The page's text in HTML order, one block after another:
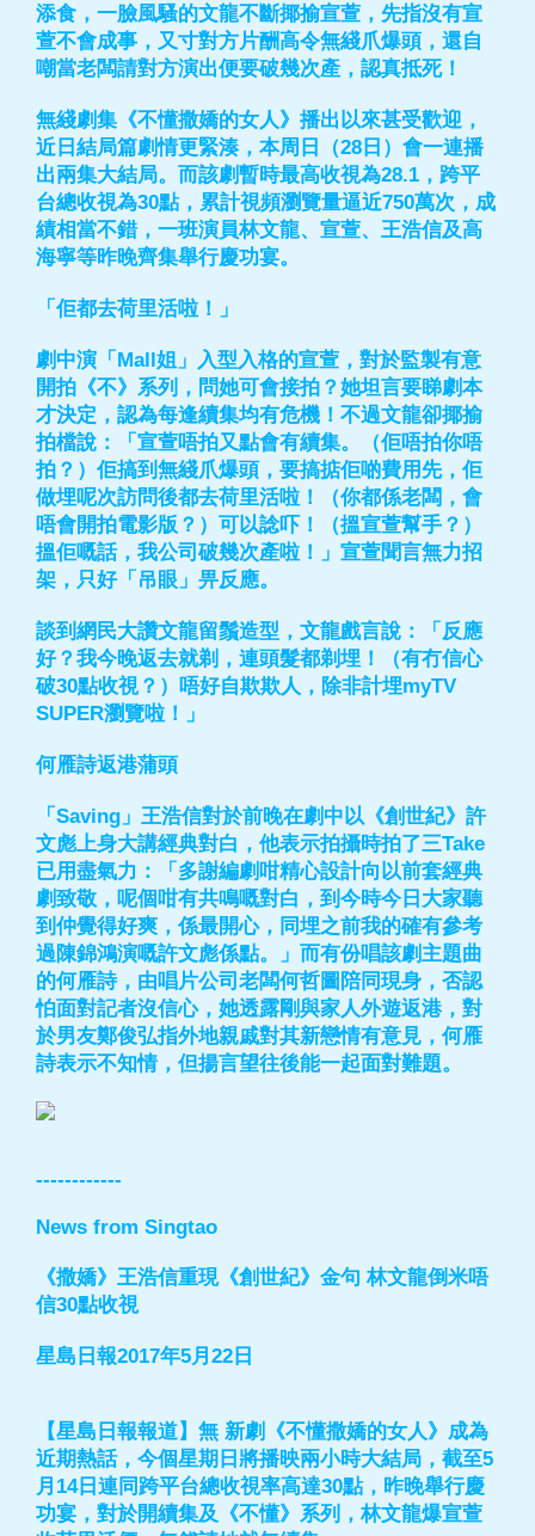
添食，一臉風騷的文龍不斷揶揄宣萱，先指沒有宣
萱不會成事，又寸對方片酬高令無綫爪爆頭，還自
嘲當老闆請對方演出便要破幾次產，認真抵死！
無綫劇集《不懂撒嬌的女人》播出以來甚受歡迎，
近日結局篇劇情更緊湊，本周日（28日）會一連播
出兩集大結局。而該劇暫時最高收視為28.1，跨平
台總收視為30點，累計視頻瀏覽量逼近750萬次，成
績相當不錯，一班演員林文龍、宣萱、王浩信及高
海寧等昨晚齊集舉行慶功宴。
「佢都去荷里活啦！」
劇中演「Mall姐」入型入格的宣萱，對於監製有意
開拍《不》系列，問她可會接拍？她坦言要睇劇本
才決定，認為每逢續集均有危機！不過文龍卻揶揄
拍檔說：「宣萱唔拍又點會有續集。（佢唔拍你唔
拍？）佢搞到無綫爪爆頭，要搞掂佢啲費用先，佢
做埋呢次訪問後都去荷里活啦！（你都係老闆，會
唔會開拍電影版？）可以諗吓！（搵宣萱幫手？）
搵佢嘅話，我公司破幾次產啦！」宣萱聞言無力招
架，只好「吊眼」畀反應。
談到網民大讚文龍留鬚造型，文龍戲言說：「反應
好？我今晚返去就剃，連頭髮都剃埋！（有冇信心
破30點收視？）唔好自欺欺人，除非計埋myTV
SUPER瀏覽啦！」
何雁詩返港蒲頭
「Saving」王浩信對於前晚在劇中以《創世紀》許
文彪上身大講經典對白，他表示拍攝時拍了三Take
已用盡氣力：「多謝編劇咁精心設計向以前套經典
劇致敬，呢個咁有共鳴嘅對白，到今時今日大家聽
到仲覺得好爽，係最開心，同埋之前我的確有參考
過陳錦鴻演嘅許文彪係點。」而有份唱該劇主題曲
的何雁詩，由唱片公司老闆何哲圖陪同現身，否認
怕面對記者沒信心，她透露剛與家人外遊返港，對
於男友鄭俊弘指外地親戚對其新戀情有意見，何雁
詩表示不知情，但揚言望往後能一起面對難題。
------------
News from Singtao
《撒嬌》王浩信重現《創世紀》金句 林文龍倒米唔
信30點收視
星島日報2017年5月22日
【星島日報報道】無 新劇《不懂撒嬌的女人》成為
近期熱話，今個星期日將播映兩小時大結局，截至5
月14日連同跨平台總收視率高達30點，昨晚舉行慶
功宴，對於開續集及《不懂》系列，林文龍爆宣萱